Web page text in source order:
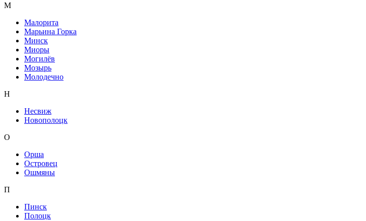
М
Малорита
Марьина Горка
Минск
Миоры
Могилёв
Мозырь
Молодечно
Н
Несвиж
Новополоцк
О
Орша
Островец
Ошмяны
П
Пинск
Полоцк